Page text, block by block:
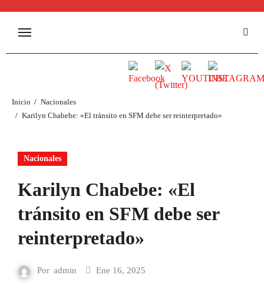
Inicio
Nacionales
Karilyn Chabebe: «El tránsito en SFM debe ser reinterpretado»
Nacionales
Karilyn Chabebe: «El
tránsito en SFM debe ser
reinterpretado»
Por admin Ene 16, 2025